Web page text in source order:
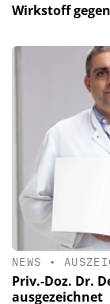
Wirkstoff
NEWS •
Priv.-Doz. Dr.
ausgezeichnet